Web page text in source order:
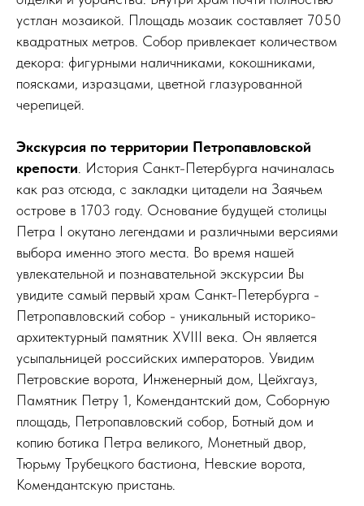
устлан мозаикой. Площадь мозаик составляет 7050
квадратных метров. Собор привлекает количеством
декора: фигурными наличниками, кокошниками,
поясками, изразцами, цветной глазурованной
черепицей.
Экскурсия по территории Петропавловской
крепости . История Санкт-Петербурга начиналась
как раз отсюда, с закладки цитадели на Заячьем
острове в 1703 году. Основание будущей столицы
Петра I окутано легендами и различными версиями
выбора именно этого места. Во время нашей
увлекательной и познавательной экскурсии Вы
увидите самый первый храм Санкт-Петербурга -
Петропавловский собор - уникальный историко-
архитектурный памятник XVIII века. Он является
усыпальницей российских императоров. Увидим
Петровские ворота, Инженерный дом, Цейхгауз,
Памятник Петру 1, Комендантский дом, Соборную
площадь, Петропавловский собор, Ботный дом и
копию ботика Петра великого, Монетный двор,
Тюрьму Трубецкого бастиона, Невские ворота,
Комендантскую пристань.